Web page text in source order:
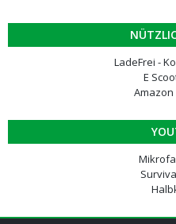
LadeFrei -
E